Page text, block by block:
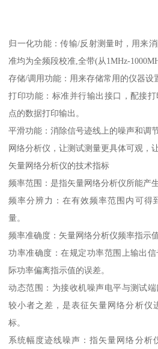
归一化功能：传输/反射测量时，用来
准均为全频段校准,全带(从1MHz-
存储/调用功能：用来存储常用的仪器设
打印功能：标准并行输出接口，配接
点的数据打印输出。
平滑功能：消除信号迹线上的噪声和调
网络分析仪，让测试测量更具体可观，
矢量网络分析仪的技术指标
频率范围：是指矢量网络分析仪所能产
频率分辨力：在有效频率范围内可得
量。
频率准确度：矢量网络分析仪频率指示
功率准确度：在规定功率范围上输出
际功率偏离指示值的误差。
动态范围：为接收机噪声电平与测试
较小者之差，是表征矢量网络分析仪
标。
系统幅度迹线噪声：指矢量网络分析